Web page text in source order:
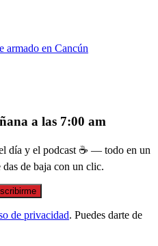
armado en Cancún
a las 7:00 am
día y el podcast ☕ — todo en un
de baja con un clic.
de privacidad. Puedes darte de